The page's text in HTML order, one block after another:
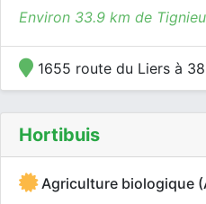
Environ 33.9 km de
1655 route du Liers à
Hortibuis
Agriculture biologique